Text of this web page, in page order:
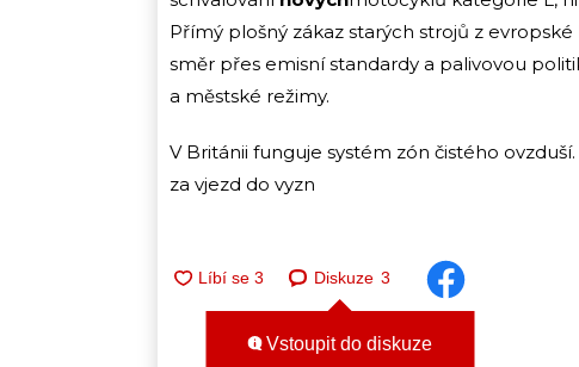
Přímý plošný zákaz starých strojů z
směr přes emisní standardy a palivovou
a městské režimy.
V Británii funguje systém zón čistého
za vjezd do vyzn
Diskuze 3
Vstoupit do diskuze